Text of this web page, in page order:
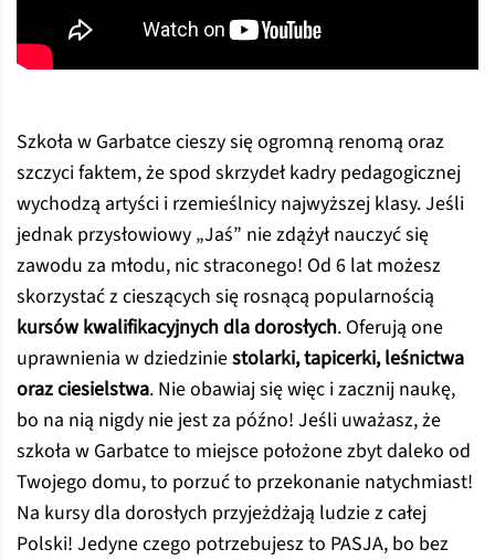
Szkoła w Garbatce cieszy się ogromną renomą oraz
szczyci faktem, że spod skrzydeł kadry pedagogicznej
wychodzą artyści i rzemieślnicy najwyższej klasy. Jeśli
jednak przysłowiowy „Jaś” nie zdążył nauczyć się
zawodu za młodu, nic straconego! Od 6 lat możesz
skorzystać z cieszących się rosnącą popularnością
kursów kwalifikacyjnych dla dorosłych. Oferują one
uprawnienia w dziedziniestolarki, tapicerki, leśnictwa
oraz ciesielstwa. Nie obawiaj się więc i zacznij naukę,
bo na nią nigdy nie jest za późno! Jeśli uważasz, że
szkoła w Garbatce to miejsce położone zbyt daleko od
Twojego domu, to porzuć to przekonanie natychmiast!
Na kursy dla dorosłych przyjeżdżają ludzie z całej
Polski! Jedyne czego potrzebujesz to PASJA, bo bez